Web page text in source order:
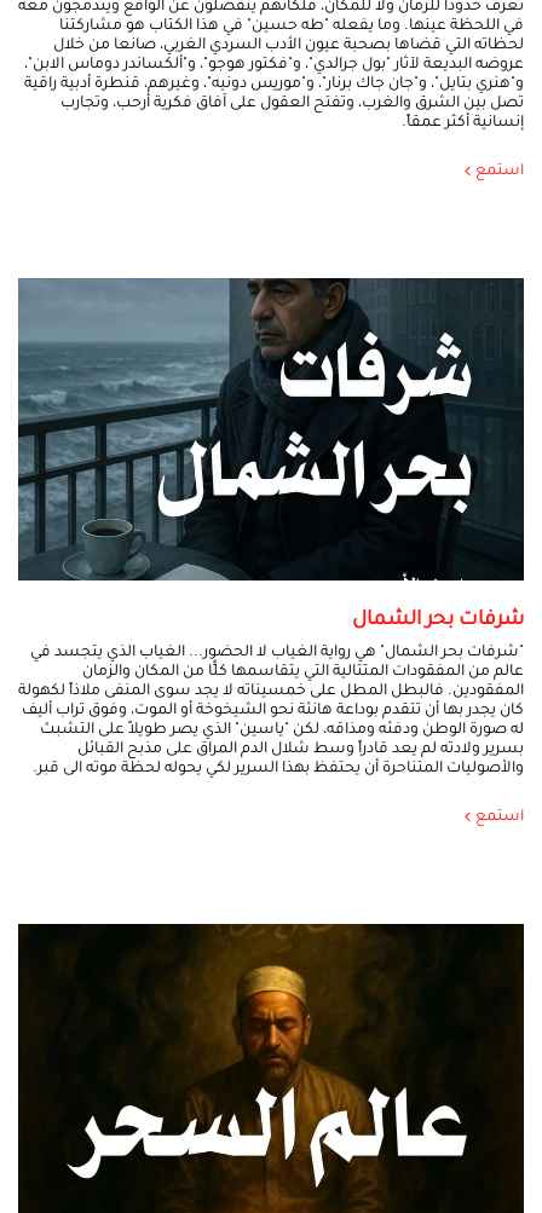
تعرف حدودا للزمان ولا للمكان، فلكأنهم ينفصلون عن الواقع ويندمجون معه
في اللحظة عينها. وما يفعله "طه حسين" في هذا الكتاب هو مشاركتنا
لحظاته التي قضاها بصحبة عيون الأدب السردي الغربي، صانعا من خلال
عروضه البديعة لآثار "بول جرالدي"، و"فكتور هوجو"، و"ألكساندر دوماس الابن"،
و"هنري بتايل"، و"جان جاك برنار"، و"موريس دونيه"، وغيرهم، قنطرة أدبية راقية
تصل بين الشرق والغرب، وتفتح العقول على آفاق فكرية أرحب، وتجارب
إنسانية أكثر عمقاً.
استمع
شرفات بحر الشمال
"شرفات بحر الشمال" هي رواية الغياب لا الحضور... الغياب الذي يتجسد في
عالم من المفقودات المتتالية التي يتقاسمها كلًّا من المكان والزمان
المفقودين. فالبطل المطل على خمسيناته لا يجد سوى المنفى ملاذاً لكهولة
كان يجدر بها أن تتقدم بوداعة هانئة نحو الشيخوخة أو الموت، وفوق تراب أليف
له صورة الوطن ودفئه ومذاقه، لكن "ياسين" الذي يصر طويلاً على التشبث
بسرير ولادته لم يعد قادراً وسط شلال الدم المراق على مذبح القبائل
والأصوليات المتناحرة أن يحتفظ بهذا السرير لكي يحوله لحظة موته الى قبر.
استمع